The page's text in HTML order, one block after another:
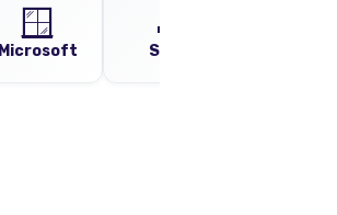
🪟
Microsoft
🎵
Sony